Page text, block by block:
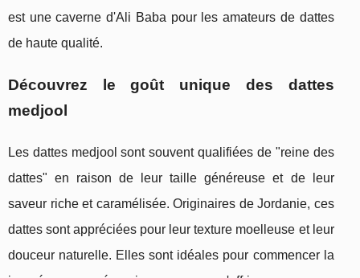
est une caverne d'Ali Baba pour les amateurs de dattes
de haute qualité.
Découvrez le goût unique des dattes
medjool
Les dattes medjool sont souvent qualifiées de "reine des
dattes" en raison de leur taille généreuse et de leur
saveur riche et caramélisée. Originaires de Jordanie, ces
dattes sont appréciées pour leur texture moelleuse et leur
douceur naturelle. Elles sont idéales pour commencer la